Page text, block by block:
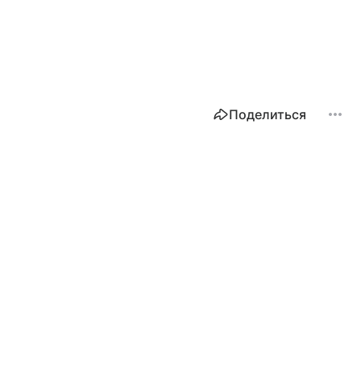
Поделиться